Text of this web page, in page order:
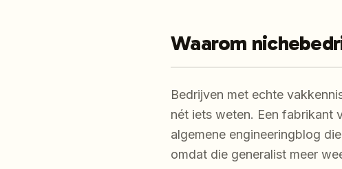
Waarom
Bedrijven met echte
nét iets weten. Een fabrikant
algemene engineeringblog
omdat die generalist meer